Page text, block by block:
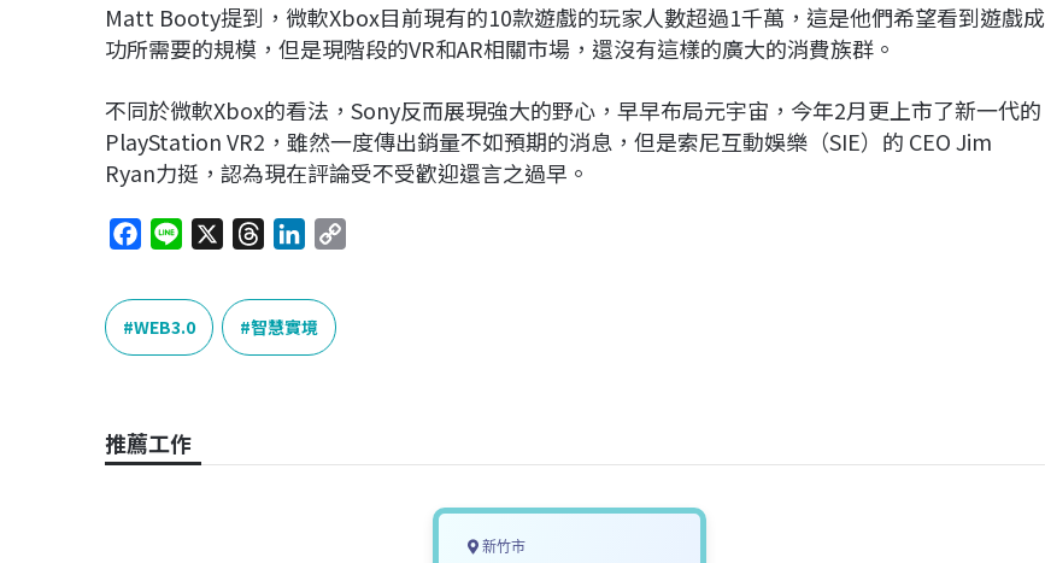
Matt Booty提到，微軟Xbox目前現有的10款遊戲的玩家人數超過1千萬，這是他們希望看到遊戲成
功所需要的規模，但是現階段的VR和AR相關市場，還沒有這樣的廣大的消費族群。
不同於微軟Xbox的看法，Sony反而展現強大的野心，早早布局元宇宙，今年2月更上市了新一代的
PlayStation VR2，雖然一度傳出銷量不如預期的消息，但是索尼互動娛樂（SIE）的 CEO Jim
Ryan力挺，認為現在評論受不受歡迎還言之過早。
c
e
b
k
n
e
r
e
a
n
k
e
WEB3.0 智慧實境
推薦工作
新竹市